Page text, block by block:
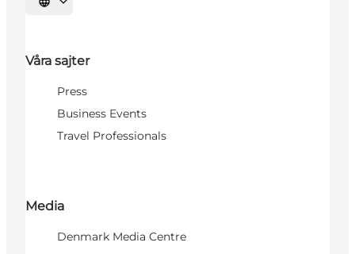
Välj språk
Våra sajter
Press
Business Events
Travel Professionals
Media
Denmark Media Centre